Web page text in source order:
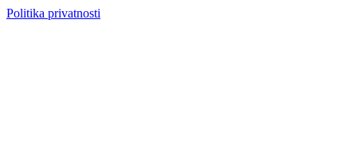
Politika privatnosti